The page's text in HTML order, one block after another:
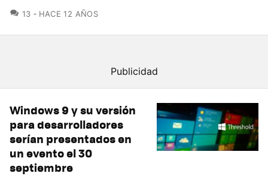
13 COMENTARIOS
HACE 12 AÑOS
Windows 9 y su versión
para desarrolladores
serían presentados en
un evento el 30
septiembre